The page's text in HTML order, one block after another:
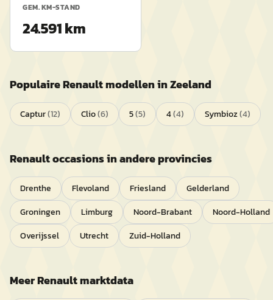
GEM. KM-STAND
24.591 km
PopulaireRenaultmodellen inZeeland
Captur(12) Clio(6) 5(5) 4(4) Symbioz(4)
Renaultoccasions in andere provincies
Drenthe Flevoland Friesland
Gelderland
Groningen
Limburg Noord-Brabant
Noord-Holland
Overijssel
Utrecht Zuid-Holland
MeerRenaultmarktdata